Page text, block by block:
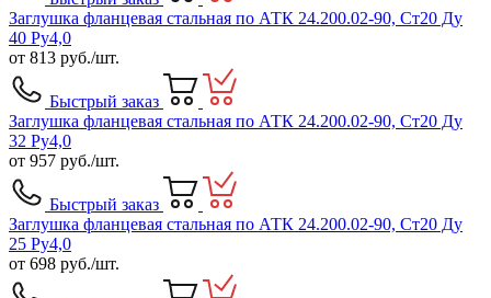
Заглушка фланцевая стальная по АТК 24.200.02-90, Ст20 Ду
40 Ру4,0
от 813 руб./шт.
Быстрый заказ
Заглушка фланцевая стальная по АТК 24.200.02-90, Ст20 Ду
32 Ру4,0
от 957 руб./шт.
Быстрый заказ
Заглушка фланцевая стальная по АТК 24.200.02-90, Ст20 Ду
25 Ру4,0
от 698 руб./шт.